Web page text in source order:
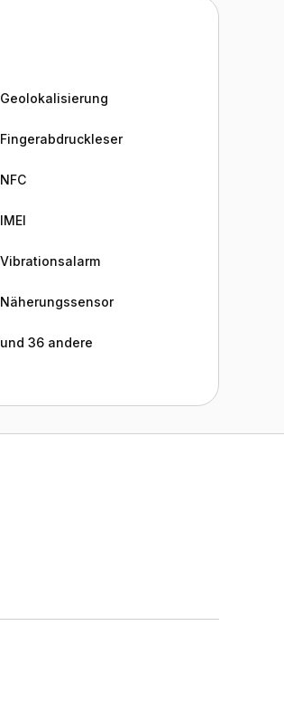
Geolokalisierung
Fingerabdruckleser
NFC
IMEI
Vibrationsalarm
Näherungssensor
und 36 andere